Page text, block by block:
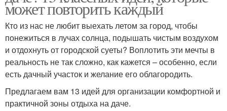
может повторить каждый
Кто из нас не любит выехать летом за город, чтобы
понежиться в лучах солнца, подышать чистым воздухом
и отдохнуть от городской суеты? Воплотить эти мечты в
реальность не так сложно, как кажется – особенно, если
есть дачный участок и желание его облагородить.
Предлагаем вам 13 идей для организации комфортной и
практичной зоны отдыха на даче.